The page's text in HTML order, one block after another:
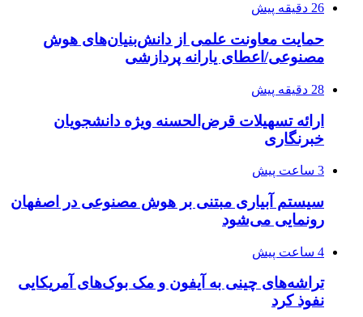
26 دقیقه پیش
حمایت معاونت علمی از دانش‌بنیان‌های هوش
مصنوعی/اعطای یارانه پردازشی
28 دقیقه پیش
ارائه تسهیلات قرض‌الحسنه ویژه دانشجویان
خبرنگاری
3 ساعت پیش
سیستم آبیاری مبتنی بر هوش مصنوعی در اصفهان
رونمایی می‌شود
4 ساعت پیش
تراشه‌های چینی به آیفون و مک بوک‌های آمریکایی
نفوذ کرد